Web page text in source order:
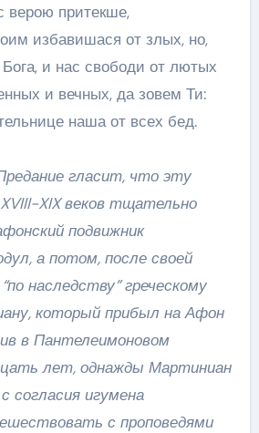
верою притекше,
избавишася от злых, но,
и нас свободи от лютых
и вечных, да зовем Ти:
наша от всех бед.
гласит, что эту
XIX веков тщательно
подвижник
а потом, после своей
наследству” греческому
который прибыл на Афон
в Пантелеимоновом
лет, однажды Мартиниан
согласия игумена
с проповедями